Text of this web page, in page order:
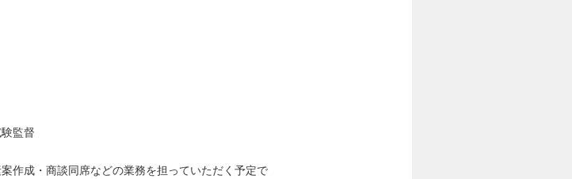
監督
作成・商談同席などの業務を担っていただく予定で